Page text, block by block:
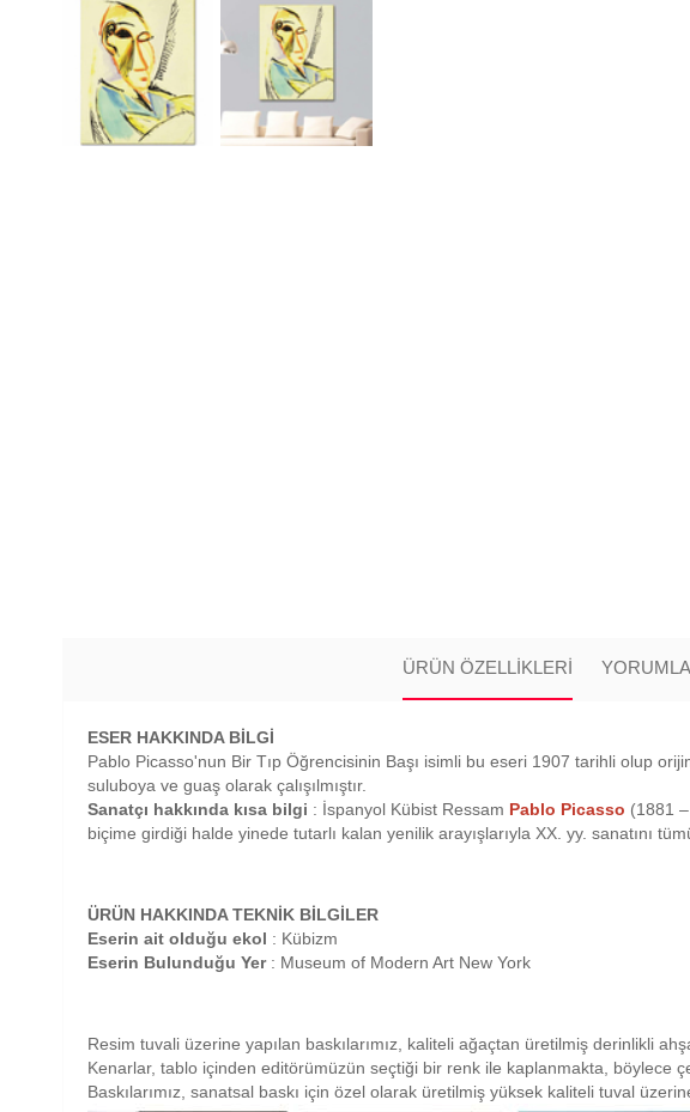
ÜRÜN ÖZELLIKLERI
ESER HAKKINDA BİLGİ
Pablo Picasso'nun Bir Tıp Öğrencisinin Başı isimli bu eseri 1907 tarihli olup
suluboya ve guaş olarak çalışılmıştır.
Sanatçı hakkında kısa bilgi : İspanyol Kübist Ressam Pablo Picasso (1881
biçime girdiği halde yinede tutarlı kalan yenilik arayışlarıyla XX. yy. sanatını
ÜRÜN HAKKINDA TEKNİK BİLGİLER
Eserin ait olduğu ekol : Kübizm
Eserin Bulunduğu Yer: Museum of Modern Art New York
Resim tuvali üzerine yapılan baskılarımız, kaliteli ağaçtan üretilmiş derinlikli
Kenarlar, tablo içinden editörümüzün seçtiği bir renk ile kaplanmakta, böylece
Baskılarımız, sanatsal baskı için özel olarak üretilmiş yüksek kaliteli tuval